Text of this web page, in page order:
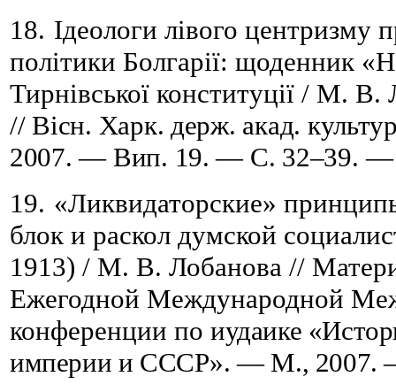
18. Ідеологи лівого центризму
політики Болгарії: щоденник
Тирнівської конституції / М. В.
// Вісн. Харк. держ. акад.
2007. — Вип. 19. — С. 32–39. —
19. «Ликвидаторские»
блок и раскол думской
1913) / М. В. Лобанова //
Ежегодной Международной
конференции по иудаике
империи и СССР». — М., 2007.